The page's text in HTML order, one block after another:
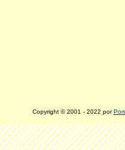
Copyright © 2001 - 2022 por